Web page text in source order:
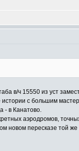
в/ч 15550 из уст
с большим
- в Канатово.
аэродромов,
новом пересказе той